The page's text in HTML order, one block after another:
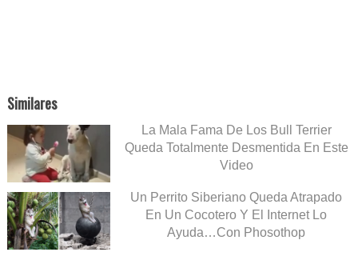
Similares
La Mala Fama De Los Bull Terrier
Queda Totalmente Desmentida En Este
Video
Un Perrito Siberiano Queda Atrapado
En Un Cocotero Y El Internet Lo
Ayuda…Con Phosothop